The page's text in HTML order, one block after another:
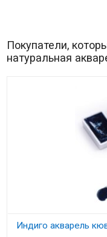
Покупатели,
натуральная
Индиго акварель